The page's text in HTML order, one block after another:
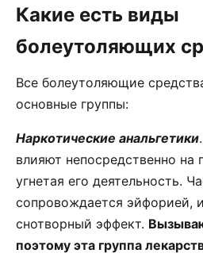
Какие есть виды
болеутоляющих
Все болеутоляющие
основные группы:
Наркотические анальгетики
влияют непосредственно на
угнетая его деятельность.
сопровождается эйфорией,
снотворный эффект.
поэтому эта группа